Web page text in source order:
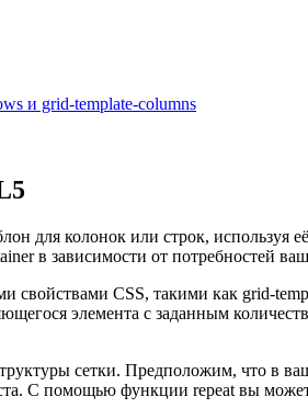
и grid-template-columns
для колонок или строк, используя
в зависимости от потребностей
свойствами CSS, такими как grid-
элемента с заданным
сетки. Предположим, что в
С помощью функции repeat вы